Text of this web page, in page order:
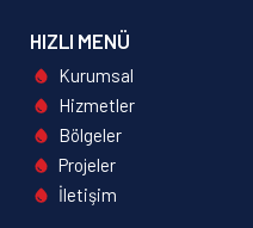
HIZLI MENÜ
Kurumsal
Hizmetler
Bölgeler
Projeler
İletişim